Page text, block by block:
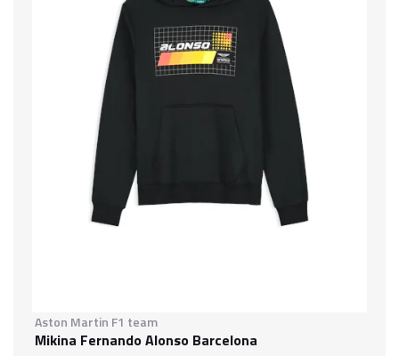
Aston Martin F1 team
Mikina Fernando Alonso Barcelona